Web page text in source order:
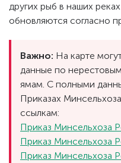
других рыб в наших
обновляются согласно
Важно: На карте
данные по
ямам. С полными
Приказах
ссылкам:
Приказ Минсельхоза
Приказ Минсельхоза
Приказ Минсельхоза